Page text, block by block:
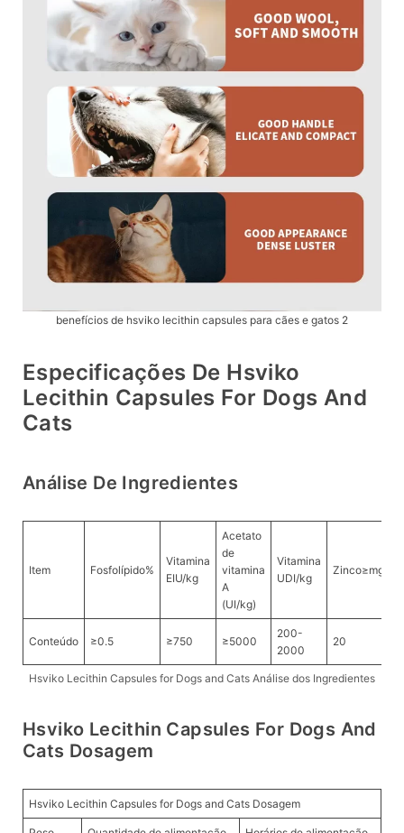
benefícios de hsviko lecithin capsules para cães e gatos 2
Especificações De Hsviko
Lecithin Capsules For Dogs And
Cats
Análise De Ingredientes
Item Fosfolípido%
Vitamina
EIU/kg
Acetato
de
vitamina
A
(UI/kg)
Vitamina
UDI/kg
Zinco≥mg/kg
Conteúdo ≥0.5 ≥750 ≥5000
200-
2000
20
Hsviko Lecithin Capsules for Dogs and Cats Análise dos Ingredientes
Hsviko Lecithin Capsules For Dogs And
Cats Dosagem
Hsviko Lecithin Capsules for Dogs and Cats Dosagem